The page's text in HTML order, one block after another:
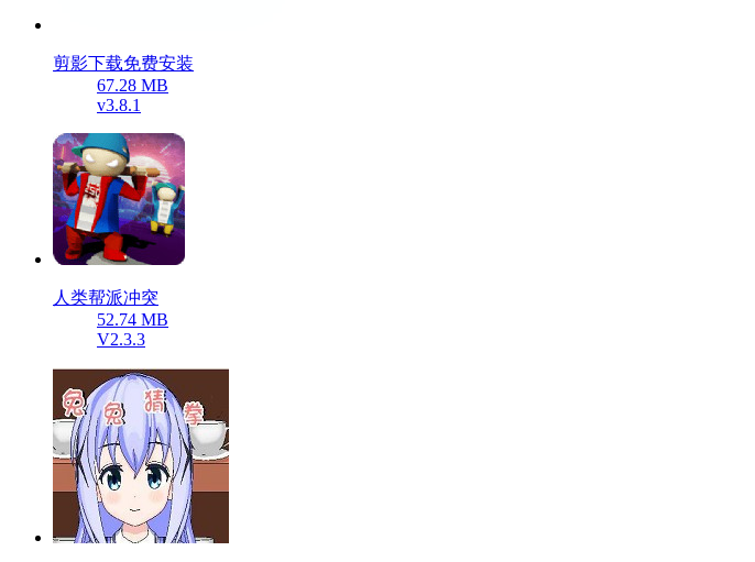
剪影下载免费安装
67.28 MB
v3.8.1
人类帮派冲突
52.74 MB
V2.3.3